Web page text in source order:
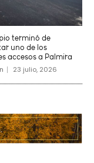
terminó de
uno de los
accesos a Palmira
23 julio, 2026